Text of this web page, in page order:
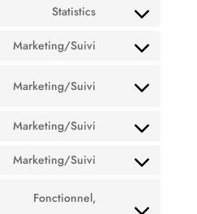
woocommerce
Statistics
Consent
google-
Marketing/Suivi
Consent
wordpress
Marketing/Suivi
Consent
google-
Marketing/Suivi
Consent
Marketing/Suivi
Consent
Fonctionnel,